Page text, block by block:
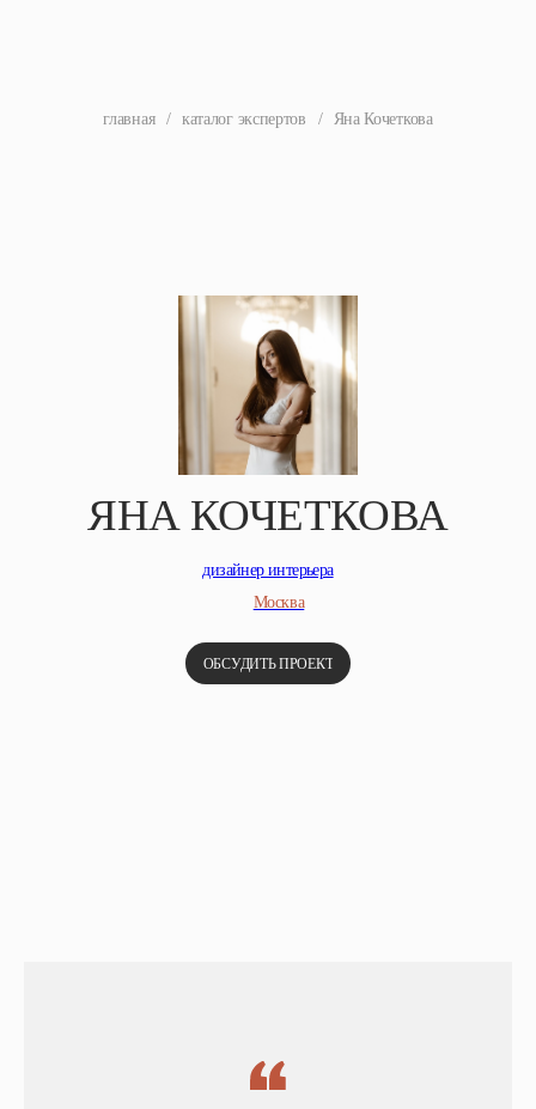
главная / каталог экспертов / Яна Кочеткова
ЯНА КОЧЕТКОВА
дизайнер интерьера
Москва
ОБСУДИТЬ ПРОЕКТ